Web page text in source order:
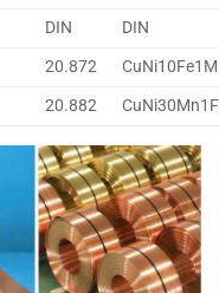
DIN
DIN
20.872
20.882